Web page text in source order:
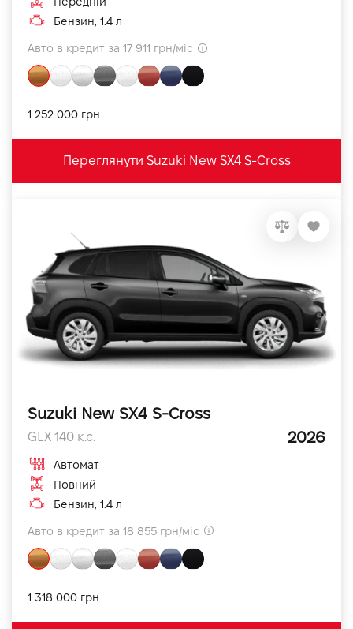
Бензин, 1.4 л
Авто в кредит за 17 911 грн/міс
1 252 000 грн
Переглянути Suzuki New SX4 S-Cross
Suzuki New SX4 S-Cross
GLX 140 к.с. 2026
Автомат
Повний
Бензин, 1.4 л
Авто в кредит за 18 855 грн/міс
1 318 000 грн